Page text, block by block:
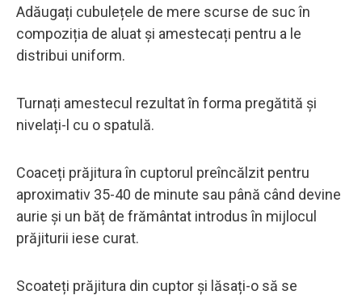
Adăugați cubulețele de mere scurse de suc în
compoziția de aluat și amestecați pentru a le
distribui uniform.
Turnați amestecul rezultat în forma pregătită și
nivelați-l cu o spatulă.
Coaceți prăjitura în cuptorul preîncălzit pentru
aproximativ 35-40 de minute sau până când devine
aurie și un băț de frământat introdus în mijlocul
prăjiturii iese curat.
Scoateți prăjitura din cuptor și lăsați-o să se